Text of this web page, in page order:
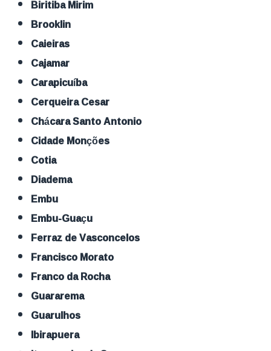
Biritiba Mirim
Brooklin
Caieiras
Cajamar
Carapicuíba
Cerqueira Cesar
Chácara Santo Antonio
Cidade Monções
Cotia
Diadema
Embu
Embu-Guaçu
Ferraz de Vasconcelos
Francisco Morato
Franco da Rocha
Guararema
Guarulhos
Ibirapuera